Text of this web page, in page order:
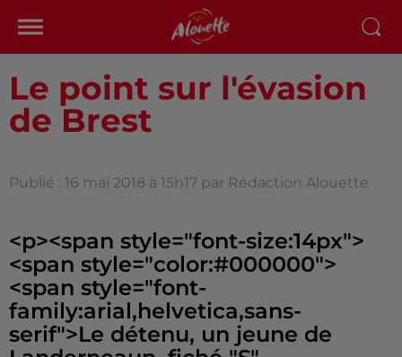
Le point sur l'évasion
de Brest
Publié : 16 mai 2018 à 15h17 par Rédaction Alouette
<p><span style="font-size:14px">
<span style="color:#000000">
<span style="font-
family:arial,helvetica,sans-
serif">Le détenu, un jeune de